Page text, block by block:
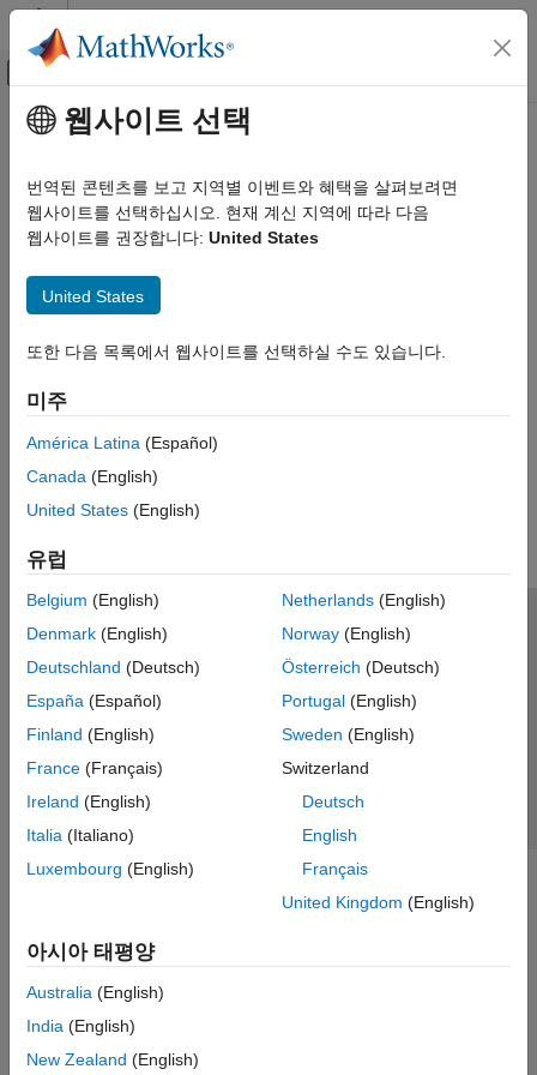
콘텐츠로 바로 가기
오프캔버스 탐색 메뉴 토글
문서 홈
FPGA, ASIC 및 SoC 개발
주요 콘텐츠
이 페이지가 얼마나 도움이 되었습니까?
웹사이트 선택
번역된 콘텐츠를 보고 지역별 이벤트와 혜택을 살펴보려면
웹사이트를 선택하십시오. 현재 계신 지역에 따라 다음
웹사이트를 권장합니다: United States
United States
또한 다음 목록에서 웹사이트를 선택하실 수도 있습니다.
미주
América Latina (Español)
Canada (English)
United States (English)
유럽
Belgium (English)
Denmark (English)
Deutschland (Deutsch)
España (Español)
Finland (English)
France (Français)
Ireland (English)
Italia (Italiano)
Luxembourg (English)
Netherlands(English)
Norway(English)
Österreich (Deutsch)
Portugal(English)
Sweden (English)
Switzerland
Deutsch
English
Français
United Kingdom (English)
아시아 태평양
Australia (English)
India (English)
New Zealand (English)
신뢰 센터 등록 상표 개인정보 취급방침
불법 복제 방지
애플리케이션 상태
© 1994-2026 The MathWorks, Inc.